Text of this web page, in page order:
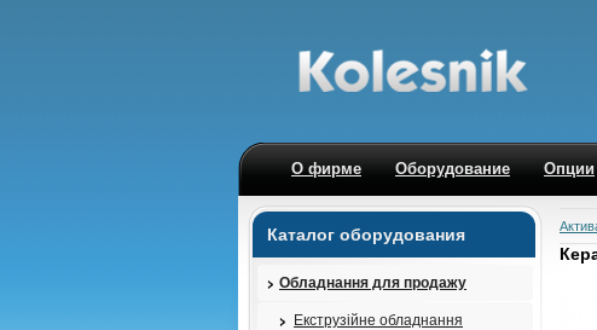
О фирме Оборудование Опции
Каталог оборудования
Обладнання для продажу
Екструзійне обладнання